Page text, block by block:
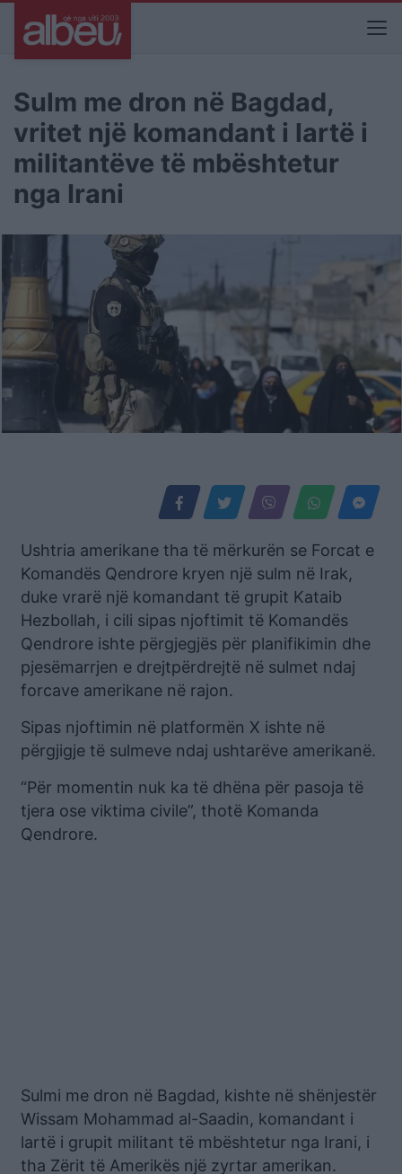
Sulm me dron në Bagdad,
vritet një komandant i lartë i
militantëve të mbështetur
nga Irani
Ushtria amerikane tha të mërkurën se Forcat e
Komandës Qendrore kryen një sulm në Irak,
duke vrarë një komandant të grupit Kataib
Hezbollah, i cili sipas njoftimit të Komandës
Qendrore ishte përgjegjës për planifikimin dhe
pjesëmarrjen e drejtpërdrejtë në sulmet ndaj
forcave amerikane në rajon.
Sipas njoftimin në platformën X ishte në
përgjigje të sulmeve ndaj ushtarëve amerikanë.
“Për momentin nuk ka të dhëna për pasoja të
tjera ose viktima civile”, thotë Komanda
Qendrore.
Sulmi me dron në Bagdad, kishte në shënjestër
Wissam Mohammad al-Saadin, komandant i
lartë i grupit militant të mbështetur nga Irani, i
tha Zërit të Amerikës një zyrtar amerikan.